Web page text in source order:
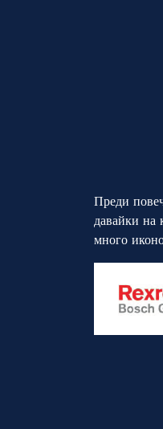
НОВИНИ
Преди
давайки на
много